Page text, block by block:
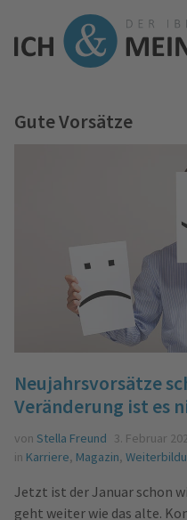
Gute Vorsätze
Neujahrsvorsätze
Veränderung ist es
von Stella Freund
3. Februar
in Karriere, Magazin,
Jetzt ist der Januar schon
geht weiter wie das alte.